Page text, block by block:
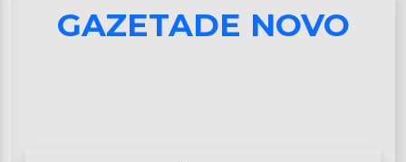
GAZETADE NOVO